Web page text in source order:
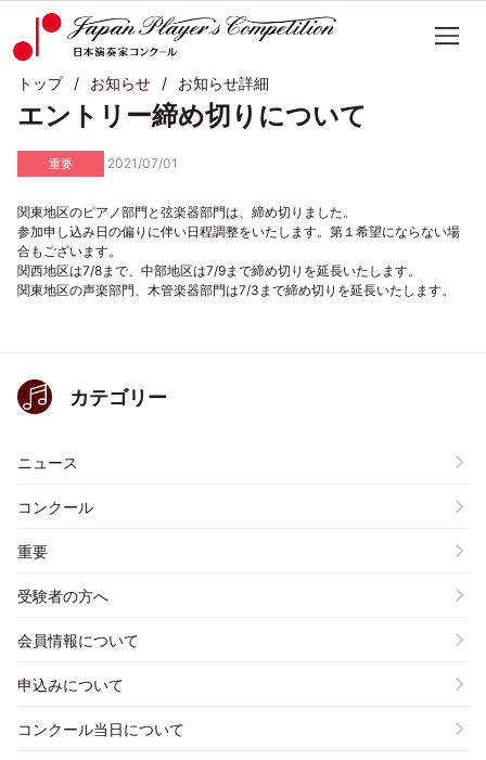
トップ お知らせ お知らせ詳細
エントリー締め切りについて
重要 2021/07/01
関東地区のピアノ部門と弦楽器部門は、締め切りました。
参加申し込み日の偏りに伴い日程調整をいたします。第１希望にならない場
合もございます。
関西地区は7/8まで、中部地区は7/9まで締め切りを延長いたします。
関東地区の声楽部門、木管楽器部門は7/3まで締め切りを延長いたします。
カテゴリー
ニュース
コンクール
重要
受験者の方へ
会員情報について
申込みについて
コンクール当日について